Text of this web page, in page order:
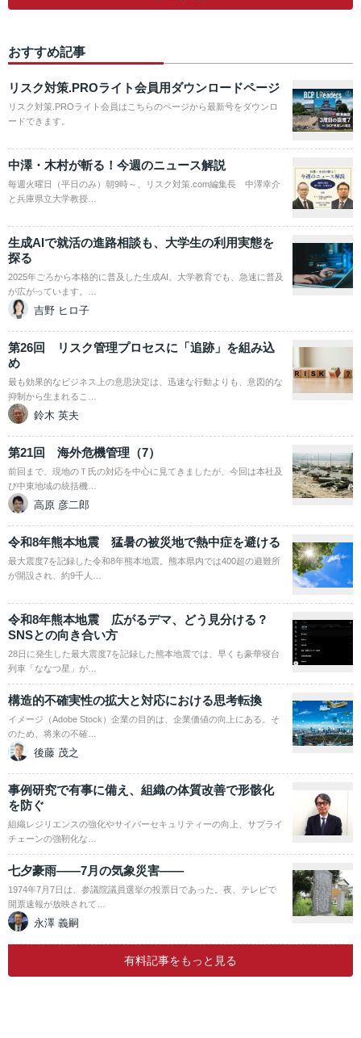
おすすめ記事
リスク対策.PROライト会員用ダウンロードページ
リスク対策.PROライト会員はこちらのページから最新号をダウンロ
ードできます。
中澤・木村が斬る！今週のニュース解説
毎週火曜日（平日のみ）朝9時～、リスク対策.com編集長 中澤幸介
と兵庫県立大学教授…
生成AIで就活の進路相談も、大学生の利用実態を
探る
2025年ごろから本格的に普及した生成AI。大学教育でも、急速に普及
が広がっています。…
吉野 ヒロ子
第26回 リスク管理プロセスに「追跡」を組み込
め
最も効果的なビジネス上の意思決定は、迅速な行動よりも、意図的な
抑制から生まれるこ…
鈴木 英夫
第21回 海外危機管理（7）
前回まで、現地のＴ氏の対応を中心に見てきましたが、今回は本社及
び中東地域の統括機…
高原 彦二郎
令和8年熊本地震 猛暑の被災地で熱中症を避ける
最大震度7を記録した令和8年熊本地震。熊本県内では400超の避難所
が開設され、約9千人…
令和8年熊本地震 広がるデマ、どう見分ける？
SNSとの向き合い方
28日に発生した最大震度7を記録した熊本地震では、早くも豪華寝台
列車「ななつ星」が…
構造的不確実性の拡大と対応における思考転換
イメージ（Adobe Stock）企業の目的は、企業価値の向上にある。そ
のため、将来の不確…
後藤 茂之
事例研究で有事に備え、組織の体質改善で形骸化
を防ぐ
組織レジリエンスの強化やサイバーセキュリティーの向上、サプライ
チェーンの強靭化な…
七夕豪雨――7月の気象災害――
1974年7月7日は、参議院議員選挙の投票日であった。夜、テレビで
開票速報が放映されて…
永澤 義嗣
有料記事をもっと見る